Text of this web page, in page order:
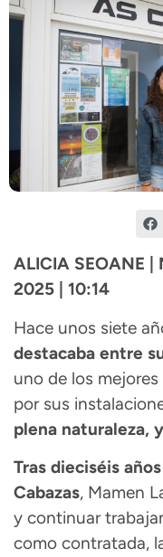
ALICIA SEOANE |
2025 | 10:14
Hace unos siete
destacaba entre
uno de los
por sus
plena naturaleza,
Tras dieciséis
Cabazas, Mamen
y continuar
como contratada,